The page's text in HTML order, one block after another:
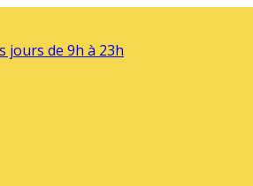
jours de 9h à 23h